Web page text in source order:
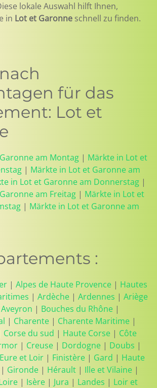
lokale Auswahl hilft Ihnen,
in Lot et Garonne schnell zu finden.
für das
Lot et
am Montag | Märkte in Lot et
| Märkte in Lot et Garonne am
in Lot et Garonne am Donnerstag |
am Freitag | Märkte in Lot et
| Märkte in Lot et Garonne am
:
| Alpes de Haute Provence | Hautes
| Ardèche | Ardennes | Ariège
Aveyron | Bouches du Rhône |
| Charente | Charente Maritime |
Corse du sud | Haute Corse | Côte
| Creuse | Dordogne | Doubs |
Eure et Loir | Finistère | Gard | Haute
| Gironde | Hérault | Ille et Vilaine |
| Isère | Jura | Landes | Loir et